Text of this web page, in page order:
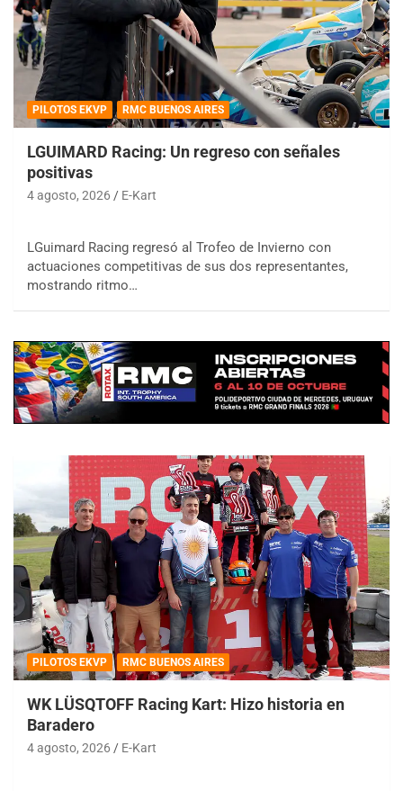
PILOTOS EKVP RMC BUENOS AIRES
LGUIMARD Racing: Un regreso con señales
positivas
4 agosto, 2026 E-Kart
LGuimard Racing regresó al Trofeo de Invierno con
actuaciones competitivas de sus dos representantes,
mostrando ritmo…
PILOTOS EKVP RMC BUENOS AIRES
WK LÜSQTOFF Racing Kart: Hizo historia en
Baradero
4 agosto, 2026 E-Kart